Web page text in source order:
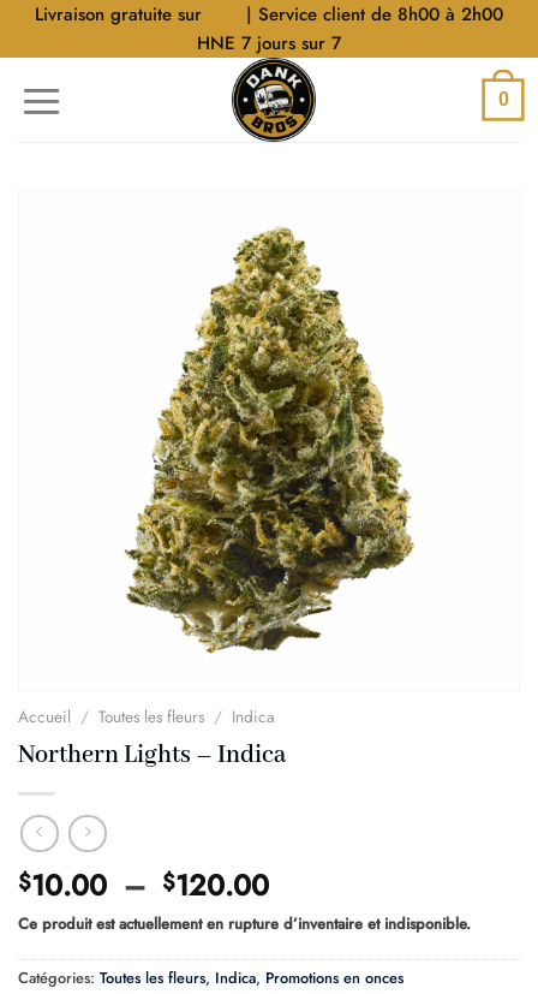
AllerLivraison gratuite sur
| Service client de 8h00 à 2h00
HNE 7 jours sur 7
0
Accueil / Toutes les fleurs / Indica
Northern Lights – Indica
$10.00 – $120.00Plage
de
prix :
$10.00
Ce produit est actuellement en rupture d’inventaire et indisponible.
Catégories: Toutes les fleurs, Indica, Promotions en onces